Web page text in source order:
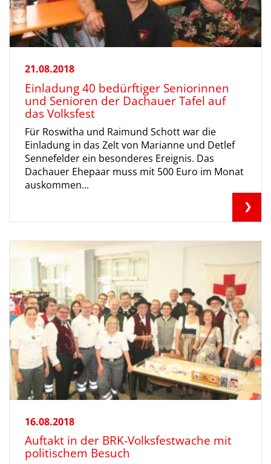
21.08.2018
Einladung 40 bedürftiger Seniorinnen
und Senioren der Dachauer Tafel auf
das Volksfest
Für Roswitha und Raimund Schott war die
Einladung in das Zelt von Marianne und Detlef
Sennefelder ein besonderes Ereignis. Das
Dachauer Ehepaar muss mit 500 Euro im Monat
auskommen...
16.08.2018
Auftakt in der BRK-Volksfestwache mit
politischem Besuch